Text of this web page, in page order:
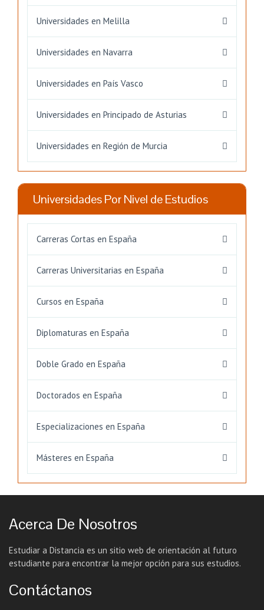
Universidades en Melilla
Universidades en Navarra
Universidades en País Vasco
Universidades en Principado de Asturias
Universidades en Región de Murcia
Universidades Por Nivel de Estudios
Carreras Cortas en España
Carreras Universitarias en España
Cursos en España
Diplomaturas en España
Doble Grado en España
Doctorados en España
Especializaciones en España
Másteres en España
Acerca De Nosotros
Estudiar a Distancia es un sitio web de orientación al futuro
estudiante para encontrar la mejor opción para sus estudios.
Contáctanos